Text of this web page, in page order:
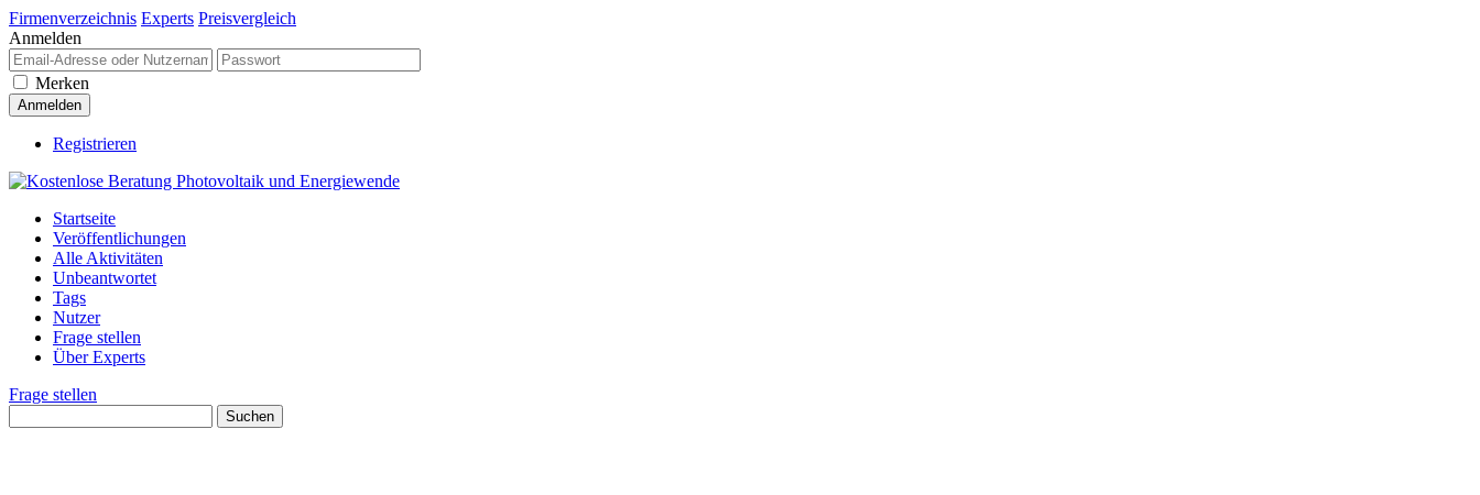
Firmenverzeichnis Experts Preisvergleich
Anmelden
Merken
Registrieren
Startseite
Veröffentlichungen
Alle Aktivitäten
Unbeantwortet
Tags
Nutzer
Frage stellen
Über Experts
Frage stellen